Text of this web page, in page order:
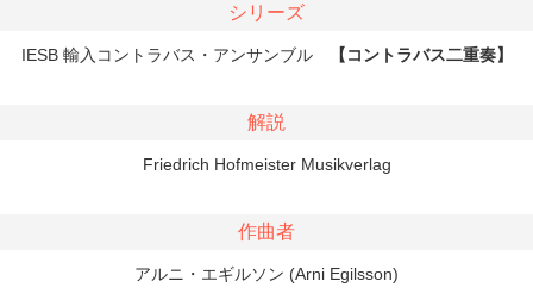
シリーズ
IESB 輸入コントラバス・アンサンブル 【コントラバス二重奏】
解説
Friedrich Hofmeister Musikverlag
作曲者
アルニ・エギルソン (Arni Egilsson)